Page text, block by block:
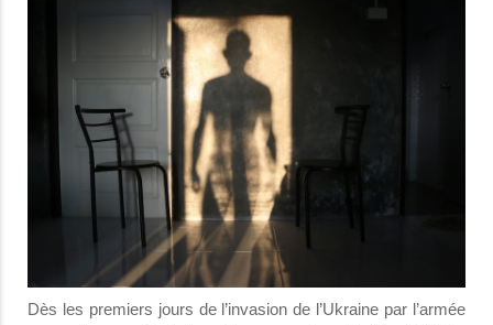
Dès les premiers jours de l’invasion de l’Ukraine par l’armée